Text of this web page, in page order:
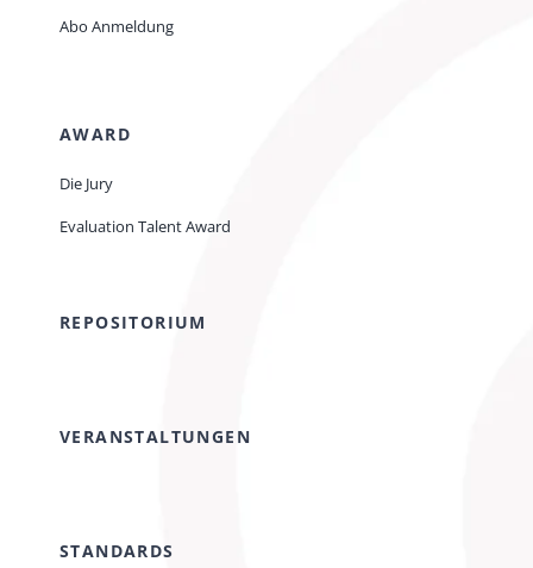
Abo Anmeldung
AWARD
Die Jury
Evaluation Talent Award
REPOSITORIUM
VERANSTALTUNGEN
STANDARDS